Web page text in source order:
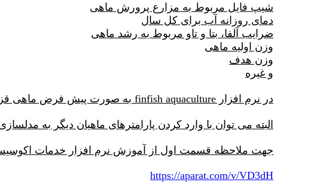
شیپ فایل مربوط به مزارع پرورش ماهی
دمای روزانه آب برای کل سال
ضرایب آلفا، بتا و تاو مربوط به رشد ماهی
وزن اولیه ماهی
وزن هدف
و غیره
در نرم افزار finfish aquaculture به صورت پیش فرض ماهی قزل آلای اقیانوس اطلس salmon salar مدلسازی می شود.
البته می توان با وارد کردن پارامترهای ماهیان دیگر به
جهت ملاحظه قسمت اول از آموزش نرم افزار خدمات
https://aparat.com/v/VD3dH